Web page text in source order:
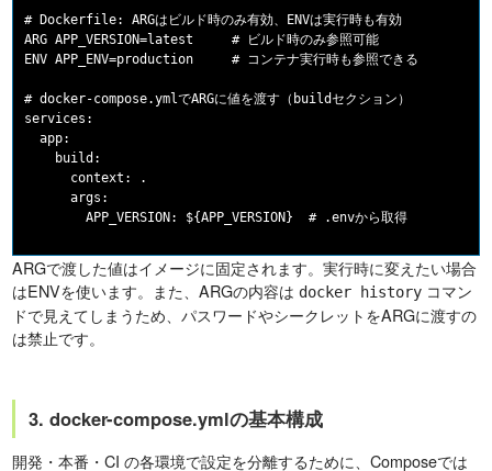
# Dockerfile: ARGはビルド時のみ有効、ENVは実行時も有効
ARG APP_VERSION=latest     # ビルド時のみ参照可能
ENV APP_ENV=production     # コンテナ実行時も参照できる
# docker-compose.ymlでARGに値を渡す（buildセクション）
services:
  app:
    build:
      context: .
      args:
ARGで渡した値はイメージに固定されます。実行時に変えたい場合
はENVを使います。また、ARGの内容は docker history コマン
ドで見えてしまうため、パスワードやシークレットをARGに渡すの
は禁止です。
3. docker-compose.ymlの基本構成
開発・本番・CI の各環境で設定を分離するために、Composeでは